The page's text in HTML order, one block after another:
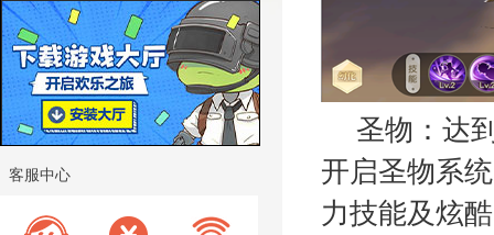
客服中心
圣物：达
开启圣物系
力技能及炫